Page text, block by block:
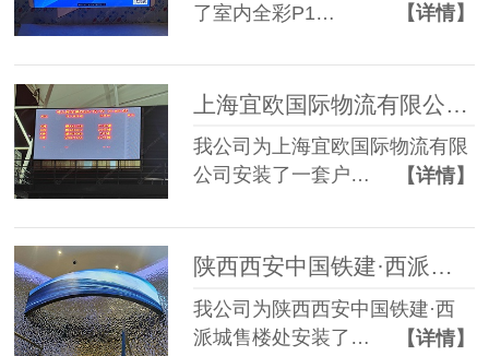
了室内全彩P1…
【详情】
上海宜欧国际物流有限公司户外P5 LED显示屏
我公司为上海宜欧国际物流有限
公司安装了一套户…
【详情】
陕西西安中国铁建·西派城售楼处软模组P1.86 LED显示屏
我公司为陕西西安中国铁建·西
派城售楼处安装了…
【详情】